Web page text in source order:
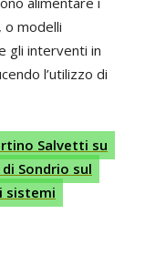
o modelli
gli interventi in
l’utilizzo di
Salvetti su
Sondrio sul
sistemi